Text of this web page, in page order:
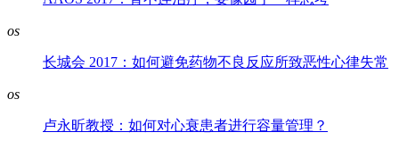
os
长城会 2017：如何避免药物不良反应所致恶性心律失常
os
卢永昕教授：如何对心衰患者进行容量管理？